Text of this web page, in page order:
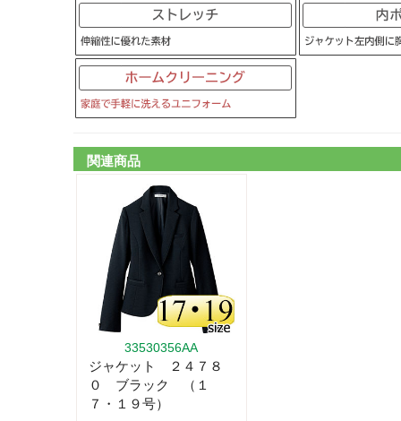
関連商品
33530356AA
ジャケット ２４７８
０ ブラック （１
７・１９号）